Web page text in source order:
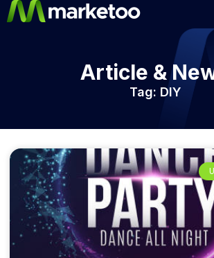
Article &
Tag: DIY